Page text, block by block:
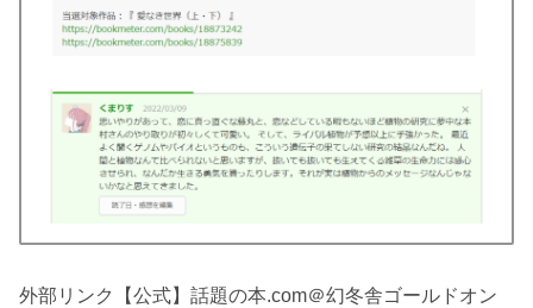
外部リンク【公式】話題の本.com＠幻冬舎ゴールドオン